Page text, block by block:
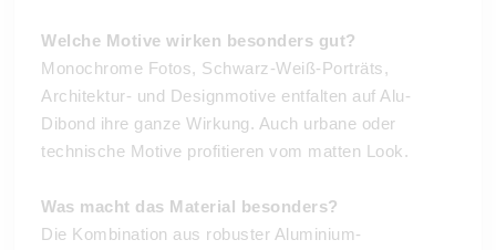
Welche Motive wirken besonders gut?
Monochrome Fotos, Schwarz-Weiß-Porträts,
Architektur- und Designmotive entfalten auf Alu-
Dibond ihre ganze Wirkung. Auch urbane oder
technische Motive profitieren vom matten Look.
Was macht das Material besonders?
Die Kombination aus robuster Aluminium-